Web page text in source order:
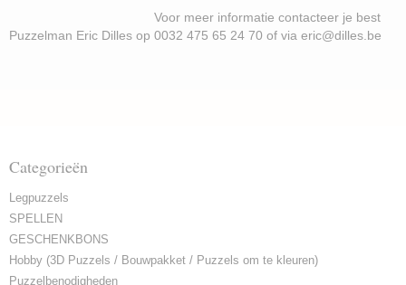
Voor meer informatie contacteer je best
Puzzelman Eric Dilles op 0032 475 65 24 70 of via eric@dilles.be
Categorieën
Legpuzzels
SPELLEN
GESCHENKBONS
Hobby (3D Puzzels / Bouwpakket / Puzzels om te kleuren)
Puzzelbenodigheden